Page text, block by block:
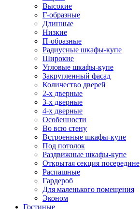
Высокие
Г-образные
Длинные
Низкие
П-образные
Радиусные шкафы-купе
Широкие
Угловые шкафы-купе
Закругленный фасад
Количество дверей
2-х дверные
3-х дверные
4-х дверные
Особенности
Во всю стену
Встроенные шкафы-купе
Под потолок
Раздвижные шкафы-купе
Открытая секция посередине
Распашные
Гардероб
Для маленького помещения
Эконом
Гостиные